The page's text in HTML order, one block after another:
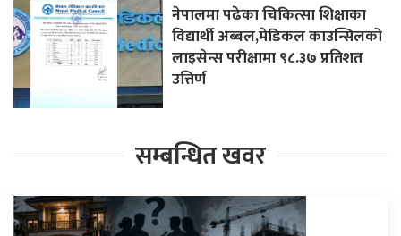
नेपालमा पढेका चिकित्सा शिक्षाका
विद्यार्थी अब्बल,मेडिकल काउन्सिलको
लाइसेन्स परीक्षामा ९८.३७ प्रतिशत
उत्तिर्ण
सम्बन्धित खवर